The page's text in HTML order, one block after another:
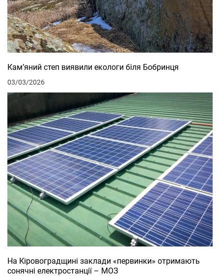
Кам’яний степ виявили екологи біля Бобринця
03/03/2026
На Кіровоградщині заклади «первинки» отримають
сонячні електростанції – МОЗ